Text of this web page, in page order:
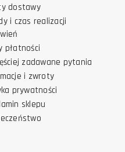
dostawy
i czas realizacji
płatności
zadawane pytania
i zwroty
prywatności
sklepu